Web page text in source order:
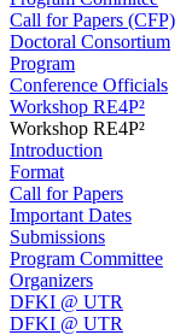
Call for Papers (CFP)
Doctoral Consortium
Program
Conference Officials
Workshop RE4P²
Workshop RE4P²
Introduction
Format
Call for Papers
Important Dates
Submissions
Program Committee
Organizers
DFKI @ UTR
DFKI @ UTR